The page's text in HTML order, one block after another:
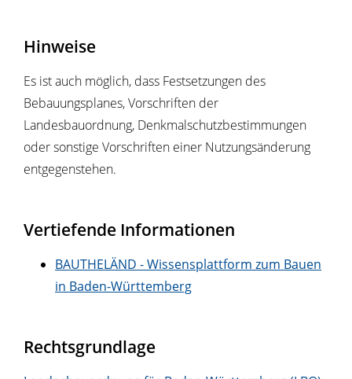
Hinweise
Es ist auch möglich, dass Festsetzungen des
Bebauungsplanes, Vorschriften der
Landesbauordnung, Denkmalschutzbestimmungen
oder sonstige Vorschriften einer Nutzungsänderung
entgegenstehen.
Vertiefende Informationen
BAUTHELÄND - Wissensplattform zum Bauen
in Baden-Württemberg
Rechtsgrundlage